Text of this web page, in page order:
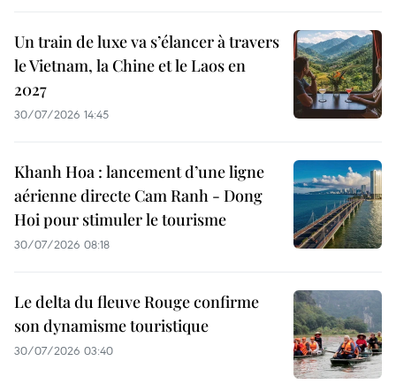
Un train de luxe va s’élancer à travers
le Vietnam, la Chine et le Laos en
2027
30/07/2026 14:45
Khanh Hoa : lancement d’une ligne
aérienne directe Cam Ranh - Dong
Hoi pour stimuler le tourisme
30/07/2026 08:18
Le delta du fleuve Rouge confirme
son dynamisme touristique
30/07/2026 03:40